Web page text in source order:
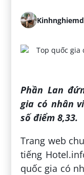
Phần Lan
gia có nhân
số điểm 8,33.
Trang web
tiếng
quốc gia có